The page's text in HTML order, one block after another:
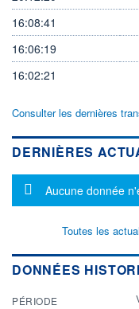
16:08:41
16:06:19
16:02:21
Consulter les dernières
DERNIÈRES
Message
Aucune donnée
Toutes les
DONNÉES
PÉRIODE